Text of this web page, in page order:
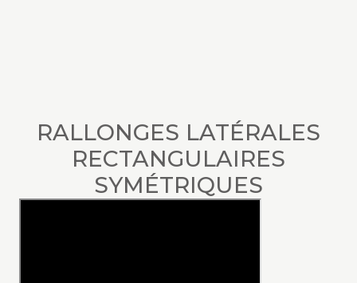
RALLONGES LATÉRALES
RECTANGULAIRES
SYMÉTRIQUES